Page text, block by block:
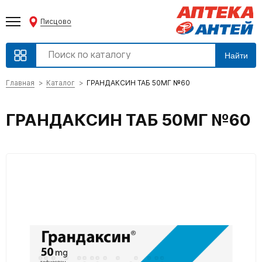
Писцово
Найти
Главная Каталог ГРАНДАКСИН ТАБ 50МГ №60
ГРАНДАКСИН ТАБ 50МГ №60